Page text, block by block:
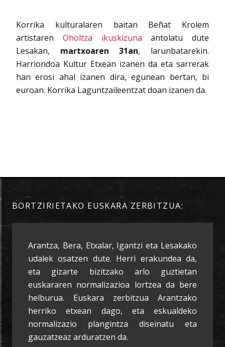
Korrika kulturalaren baitan Beñat Krolem
artistaren Oholtza ikuskizunaantolatu dute
Lesakan, martxoaren 31an, larunbatarekin.
Harriondoa Kultur Etxean izanen da eta sarrerak
han erosi ahal izanen dira, egunean bertan, bi
euroan. Korrika Laguntzaileentzat doan izanen da.
BORTZIRIETAKO EUSKARA ZERBITZUA:
Arantza, Bera, Etxalar, Igantzi eta Lesakako
udalek osatzen dute. Herri erakundea da,
eta gizarte bizitzako arlo guztietan
euskararen normalizazioa lortzea da bere
helburua. Euskara zerbitzua Arantzako
herriko etxean dago, eta eskualdeko
normalizazio plangintza diseinatu eta
gauzatzeaz arduratzen da.